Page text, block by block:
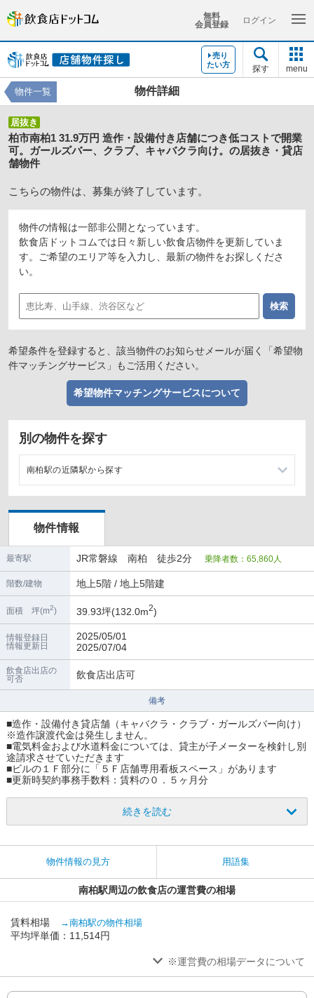
無料
会員登録
ログイン
売り
たい方
探す menu
物件詳細
物件一覧
居抜き
柏市南柏1 31.9万円 造作・設備付き店舗につき低コストで開業
可。ガールズバー、クラブ、キャバクラ向け。の居抜き・貸店
舗物件
こちらの物件は、募集が終了しています。
物件の情報は一部非公開となっています。
飲食店ドットコムでは日々新しい飲食店物件を更新していま
す。ご希望のエリア等を入力し、最新の物件をお探しくださ
い。
希望条件を登録すると、該当物件のお知らせメールが届く「希望物
件マッチングサービス」もご活用ください。
希望物件マッチングサービスについて
別の物件を探す
南柏駅の近隣駅から探す
北小金駅の店舗物件・貸店舗・テナント一覧
北柏駅の店舗物件・貸店舗・テナント一覧
新松戸駅の店舗物件・貸店舗・テナント一覧
物件情報
最寄駅 JR常磐線 南柏 徒歩2分 乗降者数：65,860人
階数/建物 地上5階 / 地上5階建
面積 坪(m2) 39.93坪(132.0m2)
情報登録日
情報更新日
2025/05/01
2025/07/04
飲食店出店の
可否
飲食店出店可
備考
■造作・設備付き貸店舗（キャバクラ・クラブ・ガールズバー向け）
※造作譲渡代金は発生しません。
■電気料金および水道料金については、貸主が子メーターを検針し別
途請求させていただきます
■ビルの１Ｆ部分に「５Ｆ店舗専用看板スペース」があります
■更新時契約事務手数料：賃料の０．５ヶ月分
続きを読む
物件情報の見方 用語集
南柏駅周辺の飲食店の運営費の相場
賃料相場 →南柏駅の物件相場
平均坪単価：11,514円
※運営費の相場データについて